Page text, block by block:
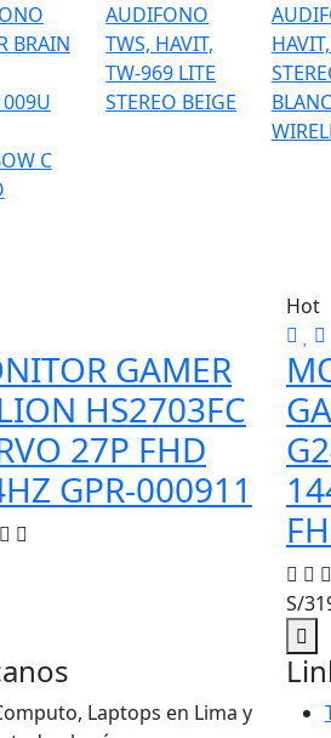
BRAIN
C
AUDIFONO
TWS, HAVIT,
TW-969 LITE
STEREO BEIGE
GAMER
HS2703FC
27P FHD
GPR-000911
Hot
S/
Laptops en Lima y